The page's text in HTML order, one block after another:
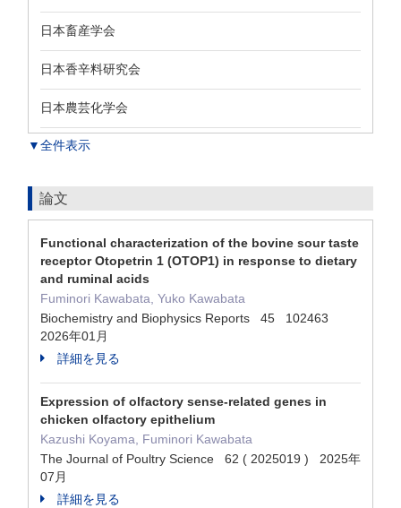
日本畜産学会
日本香辛料研究会
日本農芸化学会
▼全件表示
論文
Functional characterization of the bovine sour taste
receptor Otopetrin 1 (OTOP1) in response to dietary
and ruminal acids
Fuminori Kawabata, Yuko Kawabata
Biochemistry and Biophysics Reports 45 102463
2026年01月
詳細を見る
Expression of olfactory sense-related genes in
chicken olfactory epithelium
Kazushi Koyama, Fuminori Kawabata
The Journal of Poultry Science 62 ( 2025019 ) 2025年
07月
詳細を見る